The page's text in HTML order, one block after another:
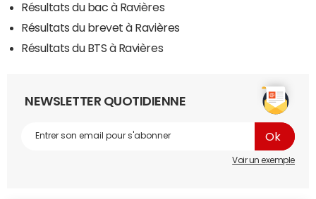
Résultats du bac à Ravières
Résultats du brevet à Ravières
Résultats du BTS à Ravières
NEWSLETTER QUOTIDIENNE
Voir un exemple